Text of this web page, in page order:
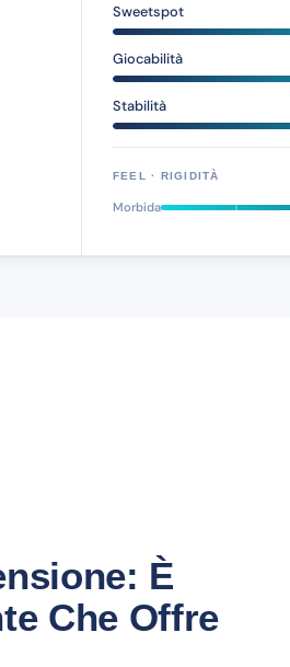
Sweetspot
Giocabilità
Stabilità
FEEL · RIGIDITÀ
Morbida
È
Che Offre